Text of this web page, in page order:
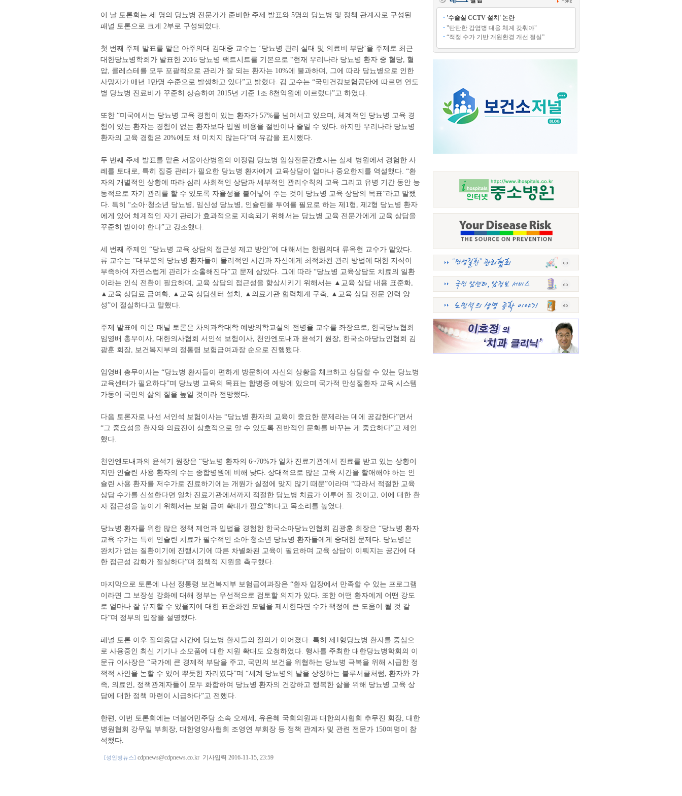
이 날 토론회는 세 명의 당뇨병 전문가가 준비한 주제 발표와 5명의 당뇨병 및 정책 관계자로 구성된
패널 토론으로 크게 2부로 구성되었다.
첫 번째 주제 발표를 맡은 아주의대 김대중 교수는 ‘당뇨병 관리 실태 및 의료비 부담’을 주제로 최근
대한당뇨병학회가 발표한 2016 당뇨병 팩트시트를 기본으로 “현재 우리나라 당뇨병 환자 중 혈당, 혈
압, 콜레스테를 모두 포괄적으로 관리가 잘 되는 환자는 10%에 불과하며, 그에 따라 당뇨병으로 인한
사망자가 매년 1만명 수준으로 발생하고 있다”고 밝혔다. 김 교수는 “국민건강보험공단에 따르면 연도
별 당뇨병 진료비가 꾸준히 상승하여 2015년 기준 1조 8천억원에 이르렀다”고 하였다.
또한 “미국에서는 당뇨병 교육 경험이 있는 환자가 57%를 넘어서고 있으며, 체계적인 당뇨병 교육 경
험이 있는 환자는 경험이 없는 환자보다 입원 비용을 절반이나 줄일 수 있다. 하지만 우리나라 당뇨병
환자의 교육 경험은 20%에도 채 미치지 않는다”며 유감을 표시했다.
두 번째 주제 발표를 맡은 서울아산병원의 이정림 당뇨병 임상전문간호사는 실제 병원에서 경험한 사
례를 토대로, 특히 집중 관리가 필요한 당뇨병 환자에게 교육상담이 얼마나 중요한지를 역설했다. “환
자의 개별적인 상황에 따라 심리 사회적인 상담과 세부적인 관리수칙의 교육 그리고 유병 기간 동안 능
동적으로 자기 관리를 할 수 있도록 자율성을 불어넣어 주는 것이 당뇨병 교육 상담의 목표”라고 말했
다. 특히 “소아·청소년 당뇨병, 임신성 당뇨병, 인슐린을 투여를 필요로 하는 제1형, 제2형 당뇨병 환자
에게 있어 체계적인 자기 관리가 효과적으로 지속되기 위해서는 당뇨병 교육 전문가에게 교육 상담을
꾸준히 받아야 한다”고 강조했다.
세 번째 주제인 “당뇨병 교육 상담의 접근성 제고 방안”에 대해서는 한림의대 류옥현 교수가 맡았다.
류 교수는 “대부분의 당뇨병 환자들이 물리적인 시간과 자신에게 최적화된 관리 방법에 대한 지식이
부족하여 자연스럽게 관리가 소홀해진다”고 문제 삼았다. 그에 따라 “당뇨병 교육상담도 치료의 일환
이라는 인식 전환이 필요하며, 교육 상담의 접근성을 향상시키기 위해서는 ▲교육 상담 내용 표준화,
▲교육 상담료 급여화, ▲교육 상담센터 설치, ▲의료기관 협력체계 구축, ▲교육 상담 전문 인력 양
성”이 절실하다고 말했다.
주제 발표에 이은 패널 토론은 차의과학대학 예방의학교실의 전병율 교수를 좌장으로, 한국당뇨협회
임영배 총무이사, 대한의사협회 서인석 보험이사, 천안엔도내과 윤석기 원장, 한국소아당뇨인협회 김
광훈 회장, 보건복지부의 정통령 보험급여과장 순으로 진행됐다.
임영배 총무이사는 “당뇨병 환자들이 편하게 방문하여 자신의 상황을 체크하고 상담할 수 있는 당뇨병
교육센터가 필요하다”며 당뇨병 교육의 목표는 합병증 예방에 있으며 국가적 만성질환자 교육 시스템
가동이 국민의 삶의 질을 높일 것이라 전망했다.
다음 토론자로 나선 서인석 보험이사는 “당뇨병 환자의 교육이 중요한 문제라는 데에 공감한다”면서
“그 중요성을 환자와 의료진이 상호적으로 알 수 있도록 전반적인 문화를 바꾸는 게 중요하다”고 제언
했다.
천안엔도내과의 윤석기 원장은 “당뇨병 환자의 6~70%가 일차 진료기관에서 진료를 받고 있는 상황이
지만 인슐린 사용 환자의 수는 종합병원에 비해 낮다. 상대적으로 많은 교육 시간을 할애해야 하는 인
슐린 사용 환자를 저수가로 진료하기에는 개원가 실정에 맞지 않기 때문”이라며 “따라서 적절한 교육
상담 수가를 신설한다면 일차 진료기관에서까지 적절한 당뇨병 치료가 이루어 질 것이고, 이에 대한 환
자 접근성을 높이기 위해서는 보험 급여 확대가 필요”하다고 목소리를 높였다.
당뇨병 환자를 위한 많은 정책 제언과 입법을 경험한 한국소아당뇨인협회 김광훈 회장은 “당뇨병 환자
교육 수가는 특히 인슐린 치료가 필수적인 소아·청소년 당뇨병 환자들에게 중대한 문제다. 당뇨병은
완치가 없는 질환이기에 진행시기에 따른 차별화된 교육이 필요하며 교육 상담이 이뤄지는 공간에 대
한 접근성 강화가 절실하다”며 정책적 지원을 촉구했다.
마지막으로 토론에 나선 정통령 보건복지부 보험급여과장은 “환자 입장에서 만족할 수 있는 프로그램
이라면 그 보장성 강화에 대해 정부는 우선적으로 검토할 의지가 있다. 또한 어떤 환자에게 어떤 강도
로 얼마나 잘 유지할 수 있을지에 대한 표준화된 모델을 제시한다면 수가 책정에 큰 도움이 될 것 같
다”며 정부의 입장을 설명했다.
패널 토론 이후 질의응답 시간에 당뇨병 환자들의 질의가 이어졌다. 특히 제1형당뇨병 환자를 중심으
로 사용중인 최신 기기나 소모품에 대한 지원 확대도 요청하였다. 행사를 주최한 대한당뇨병학회의 이
문규 이사장은 “국가에 큰 경제적 부담을 주고, 국민의 보건을 위협하는 당뇨병 극복을 위해 시급한 정
책적 사안을 논할 수 있어 뿌듯한 자리였다”며 “세계 당뇨병의 날을 상징하는 블루서클처럼, 환자와 가
족, 의료인, 정책관계자들이 모두 화합하여 당뇨병 환자의 건강하고 행복한 삶을 위해 당뇨병 교육 상
담에 대한 정책 마련이 시급하다”고 전했다.
한편, 이번 토론회에는 더불어민주당 소속 오제세, 유은혜 국회의원과 대한의사협회 추무진 회장, 대한
병원협회 강무일 부회장, 대한영양사협회 조영연 부회장 등 정책 관계자 및 관련 전문가 150여명이 참
석했다.
[성인병뉴스] cdpnews@cdpnews.co.kr기사입력 2016-11-15, 23:59
'수술실 CCTV 설치' 논란
"탄탄한 감염병 대응 체계 갖춰야"
“적정 수가 기반 개원환경 개선 절실”